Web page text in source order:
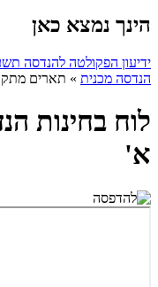
הינך נמצא כאן
ידיעון הפקולטה להנדסה
הנדסה מכנית » תארים
לוח בחינות
א'